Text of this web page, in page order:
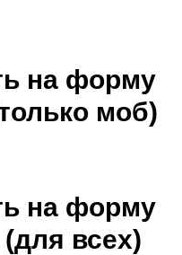
на форму
моб)
на форму
всех)